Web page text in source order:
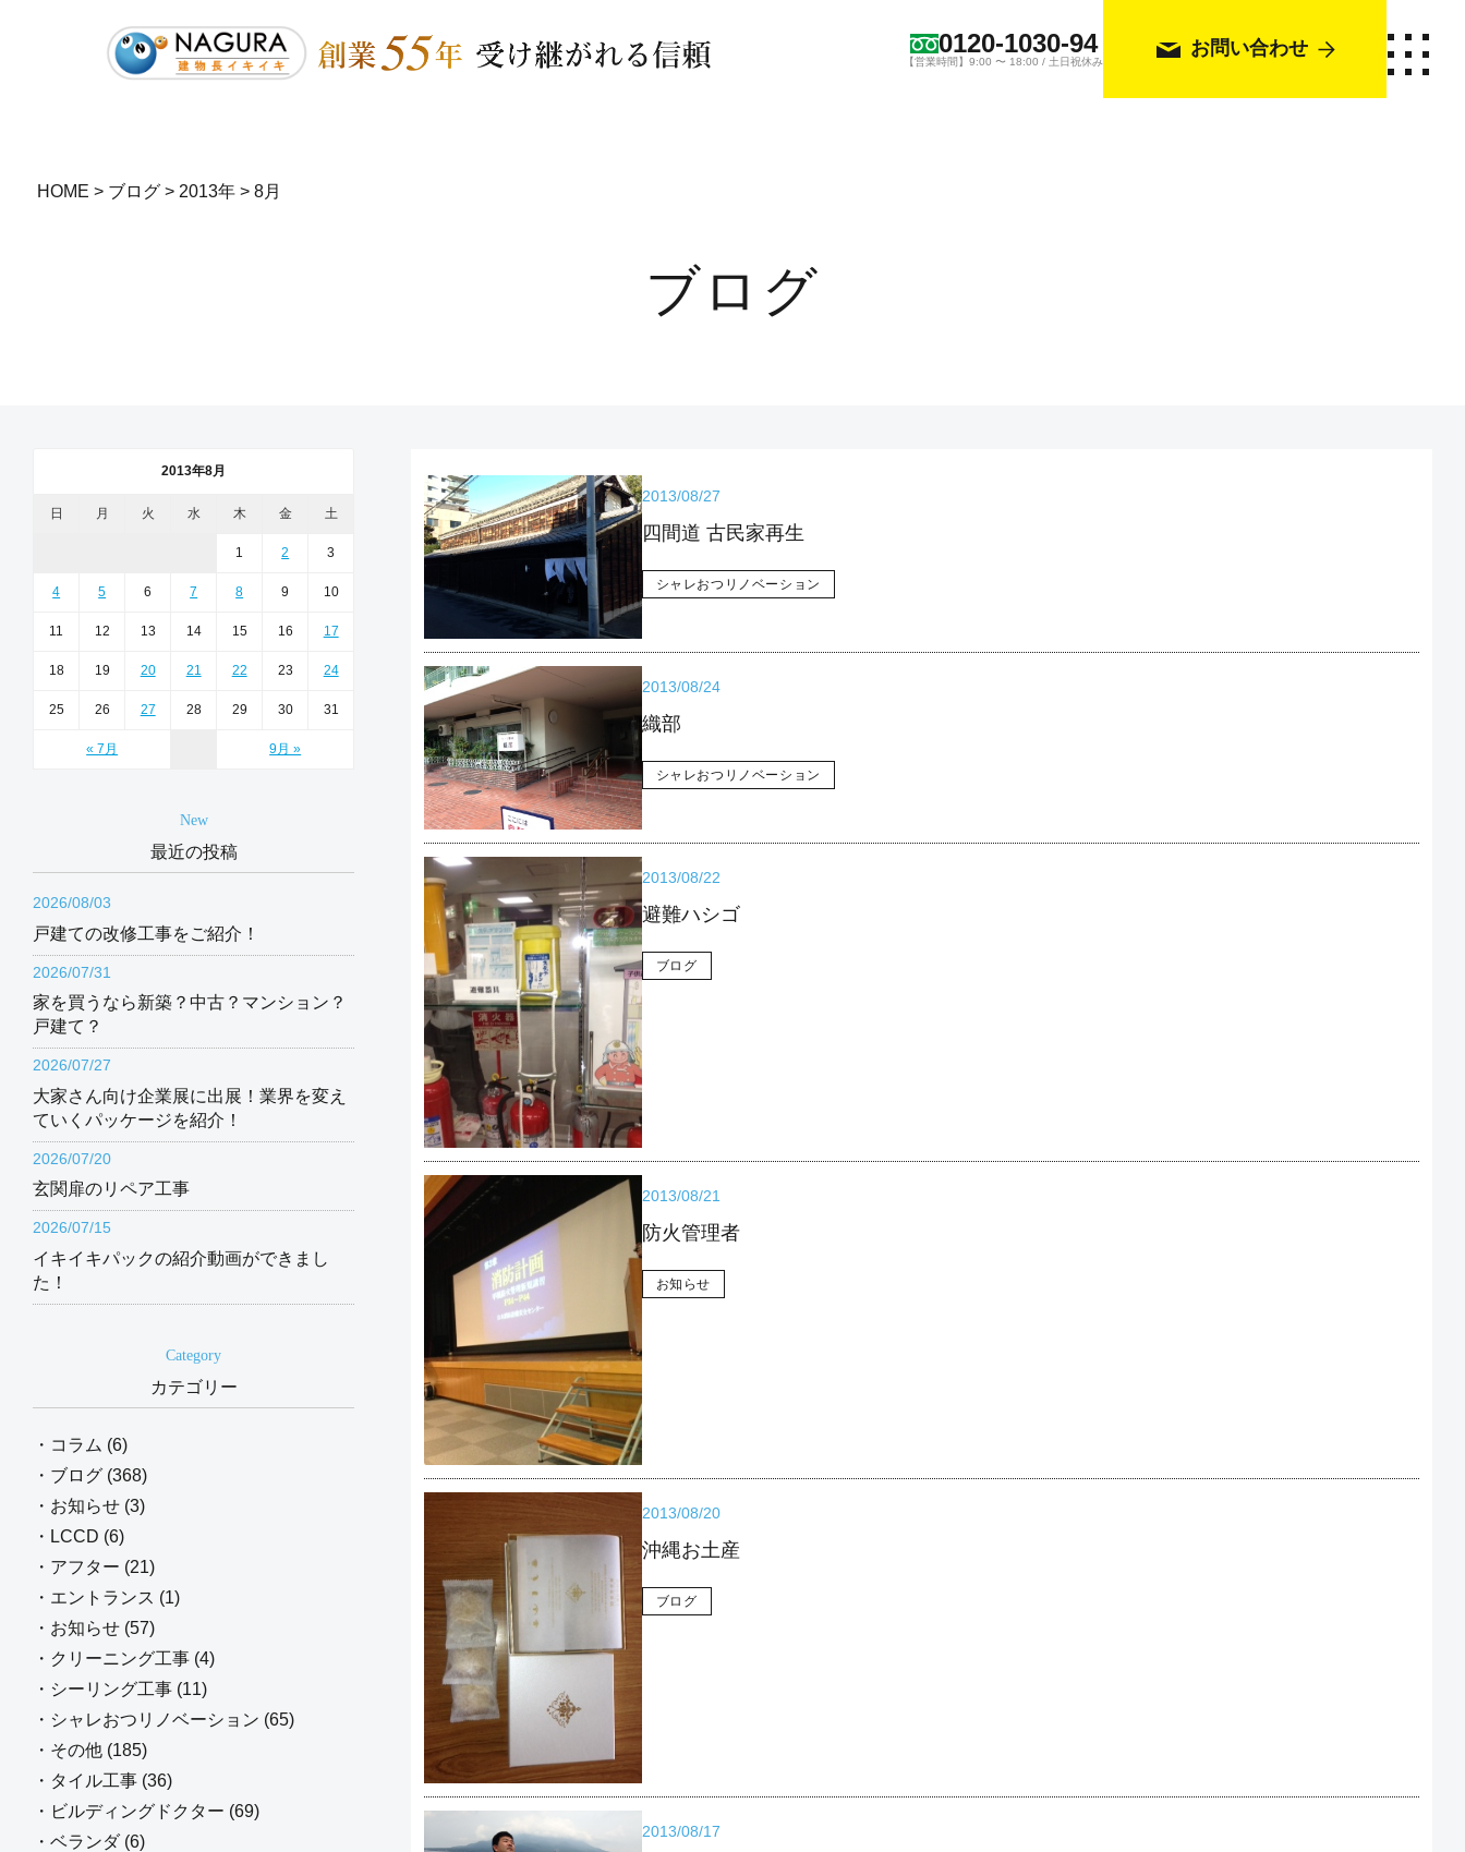
0120-1030-94
【営業時間】9:00 〜 18:00 / 土日祝休み
お問い合わせ
HOME > ブログ> 2013年> 8月
ブログ
2013/08/27
四間道 古民家再生
シャレおつリノベーション
2013/08/24
織部
シャレおつリノベーション
2013/08/22
避難ハシゴ
ブログ
2013/08/21
防火管理者
お知らせ
2013/08/20
沖縄お土産
ブログ
2013/08/17
2013年8月
日 月 火 水 木 金 土
« 7月 9月 »
1 2 3
4 5 6 7 8 9 10
11 12 13 14 15 16 17
18 19 20 21 22 23 24
25 26 27 28 29 30 31
New
最近の投稿
2026/08/03
戸建ての改修工事をご紹介！
2026/07/31
家を買うなら新築？中古？マンション？
戸建て？
2026/07/27
大家さん向け企業展に出展！業界を変え
ていくパッケージを紹介！
2026/07/20
玄関扉のリペア工事
2026/07/15
イキイキパックの紹介動画ができまし
た！
Category
カテゴリー
・コラム (6)
・ブログ (368)
・お知らせ (3)
・LCCD (6)
・アフター (21)
・エントランス (1)
・お知らせ (57)
・クリーニング工事 (4)
・シーリング工事 (11)
・シャレおつリノベーション (65)
・その他 (185)
・タイル工事 (36)
・ビルディングドクター (69)
・ベランダ (6)